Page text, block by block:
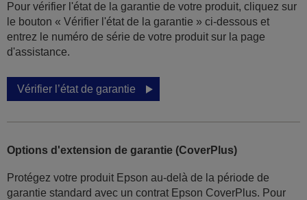
Pour vérifier l'état de la garantie de votre produit, cliquez sur
le bouton « Vérifier l'état de la garantie » ci-dessous et
entrez le numéro de série de votre produit sur la page
d'assistance.
Vérifier l’état de garantie
Options d'extension de garantie (CoverPlus)
Protégez votre produit Epson au-delà de la période de
garantie standard avec un contrat Epson CoverPlus. Pour